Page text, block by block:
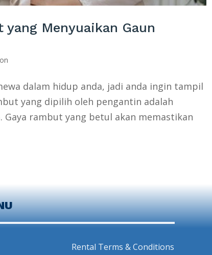
Menyuaikan Gaun
dalam hidup anda, jadi anda ingin tampil
yang dipilih oleh pengantin adalah
rambut yang betul akan memastikan
Rental Terms & Conditions